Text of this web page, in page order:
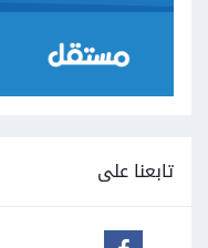
تابعنا على